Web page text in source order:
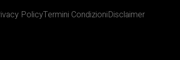
PolicyTermini CondizioniDisclaimer